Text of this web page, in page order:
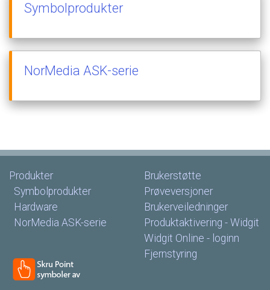
Symbolprodukter
NorMedia ASK-serie
Produkter
Symbolprodukter
Hardware
NorMedia ASK-serie
Brukerstøtte
Prøveversjoner
Brukerveiledninger
Produktaktivering - Widgit
Widgit Online - loginn
Fjernstyring